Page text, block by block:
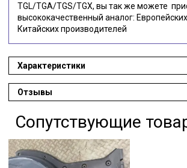
TGL/TGA/TGS/TGX, вы так же можете
высококачественный аналог:
Китайских производителей
Характеристики
Отзывы
Сопутствующие